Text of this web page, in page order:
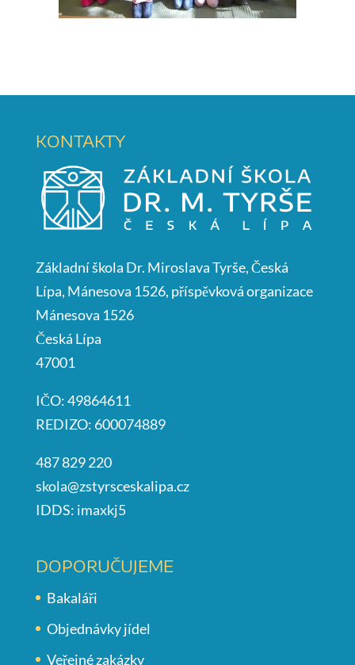
KONTAKTY
Základní škola Dr. Miroslava Tyrše, Česká
Lípa, Mánesova 1526, příspěvková organizace
Mánesova 1526
Česká Lípa
47001
IČO: 49864611
REDIZO: 600074889
487 829 220
skola@zstyrsceskalipa.cz
IDDS: imaxkj5
DOPORUČUJEME
Bakaláři
Objednávky jídel
Veřejné zakázky